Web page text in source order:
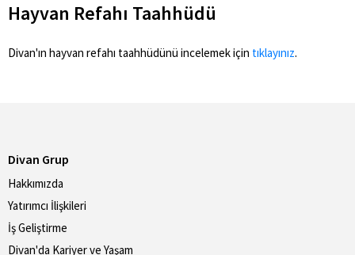
Hayvan Refahı Taahhüdü
Divan'ın hayvan refahı taahhüdünü incelemek için tıklayınız.
Divan Grup
Hakkımızda
Yatırımcı İlişkileri
İş Geliştirme
Divan'da Kariyer ve Yaşam